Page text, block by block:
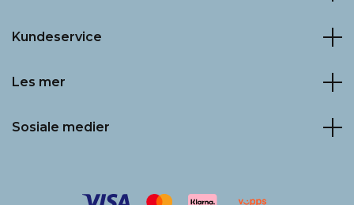
Kundeservice
Les mer
Sosiale medier